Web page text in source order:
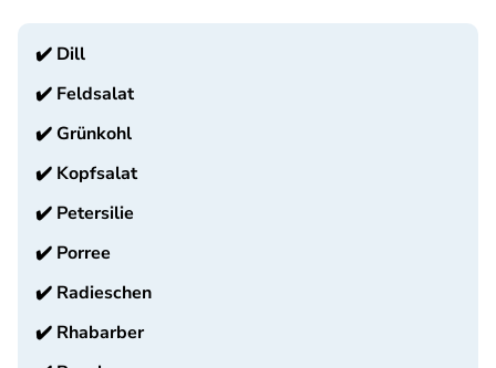
✔️ Dill
✔️ Feldsalat
✔️Grünkohl
✔️ Kopfsalat
✔️ Petersilie
✔️ Porree
✔️ Radieschen
✔️ Rhabarber